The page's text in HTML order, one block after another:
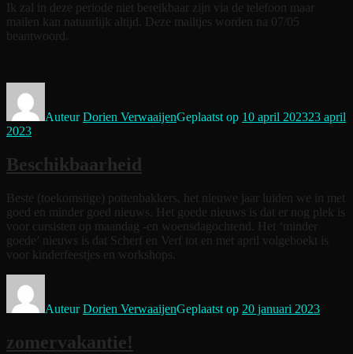
Ik zal in deze periode niet bereikbaar zijn via de telefoon maar
mailen kan natuurlijk altijd. Deze mailtjes worden na 07/05
beantwoord.
AuteurDorien VerwaaijenGeplaatst op 10 april 202323 april
2023
Beschikbaarheid
Beste (toekomstige) pottenbakkers, het nieuwe jaar luiden we in met
goed en minder goed nieuws. Het goede nieuws is dat er nog plek is
voor cursisten op maandag -en woensdagochtend. Het ‘minder
goede’ nieuws is dat Scherf en Verf tot en met april volgeboekt is
voor kinderfeestjes en workshops.
AuteurDorien VerwaaijenGeplaatst op 20 januari 2023
zomervakantie!